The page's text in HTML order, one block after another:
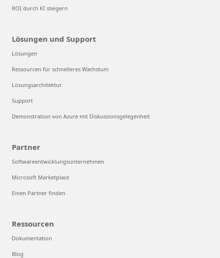
ROI durch KI steigern
Lösungen und Support
Lösungen
Ressourcen für schnelleres Wachstum
Lösungsarchitektur
Support
Demonstration von Azure mit Diskussionsgelegenheit
Partner
Softwareentwicklungsunternehmen
Microsoft Marketplace
Einen Partner finden
Ressourcen
Dokumentation
Blog